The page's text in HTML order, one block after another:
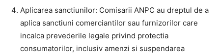
Aplicarea sanctiunilor: Comisarii ANPC au dreptul de a
aplica sanctiuni comerciantilor sau furnizorilor care
incalca prevederile legale privind protectia
consumatorilor, inclusiv amenzi si suspendarea